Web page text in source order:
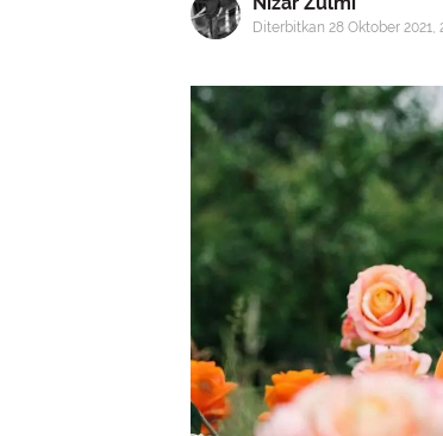
Diterbitkan 28 Oktober 2021,